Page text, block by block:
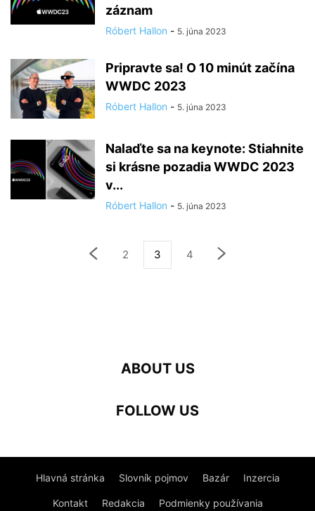
záznam
Róbert Hallon - 5. júna 2023
Pripravte sa! O 10 minút začína
WWDC 2023
Róbert Hallon - 5. júna 2023
Nalaďte sa na keynote: Stiahnite
si krásne pozadia WWDC 2023
v...
Róbert Hallon - 5. júna 2023
2 3 4
ABOUT US
FOLLOW US
Hlavná stránka Slovník pojmov Bazár Inzercia
Kontakt Redakcia Podmienky používania